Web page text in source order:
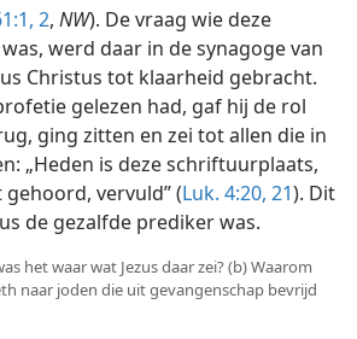
2, NW). De vraag wie deze
werd daar in de synagoge van
Christus tot klaarheid gebracht.
gelezen had, gaf hij de rol
ging zitten en zei tot allen die in
„Heden is deze schriftuurplaats,
vervuld” (Luk. 4:20, 21). Dit
de gezalfde prediker was.
het waar wat Jezus daar zei? (b) Waarom
naar joden die uit gevangenschap bevrijd